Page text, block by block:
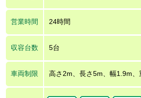
営業時間 24時間
収容台数 5台
車両制限 高さ2m、長さ5m、幅1.9m、